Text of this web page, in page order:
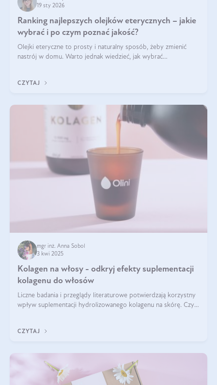
19 sty 2026
Ranking najlepszych olejków eterycznych – jakie
wybrać i po czym poznać jakość?
Olejki eteryczne to prosty i naturalny sposób, żeby zmienić
nastrój w domu. Warto jednak wiedzieć, jak wybrać
kryteria wyboru!
CZYTAJ
mgr inż. Anna Sobol
3 kwi 2025
Kolagen na włosy - odkryj efekty suplementacji
kolagenu do włosów
Liczne badania i przeglądy literaturowe potwierdzają korzystny
wpływ suplementacji hydrolizowanego kolagenu na skórę. Czy
CZYTAJ